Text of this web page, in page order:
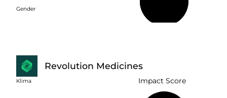
Gender
Revolution Medicines
Klima Impact Score